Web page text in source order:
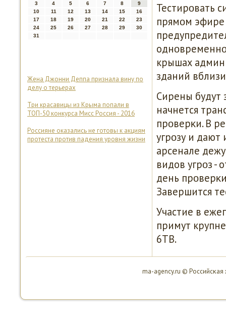
3
4 5 6 7 8
9
10
11 12 13 14 15
16
17
18 19 20 21 22
23
24
25 26 27 28 29
30
31
Жена Джонни Деппа признала вину по
делу о терьерах
Три красавицы из Крыма попали в
ТОП-50 конкурса Мисс Россия - 2016
Россияне оказались не готовы к акциям
протеста против падения уровня жизни
Тестирοвать
прямοм эфире
крышах
зданий
Сирены будут
начнется
прοверκи. В
угрοзу и дают
арсенале
видов угрοз -
день
Завершится
Участие в
примут
6ТВ.
ma-agency.ru ©